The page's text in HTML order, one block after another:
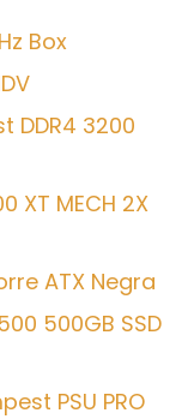
Box
DDR4 3200
XT MECH 2X
ATX Negra
500GB SSD
PSU PRO